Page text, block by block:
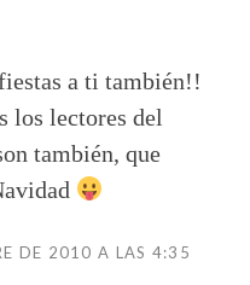
a ti también!!
los lectores del
también, que
DE 2010 A LAS 4:35